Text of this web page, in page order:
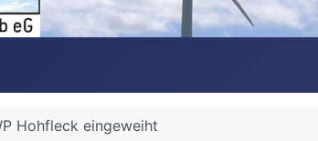
Hohfleck eingeweiht